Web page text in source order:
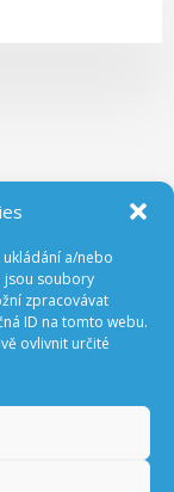
a/nebo
jsou soubory
zpracovávat
ID na tomto webu.
ovlivnit určité
ČR